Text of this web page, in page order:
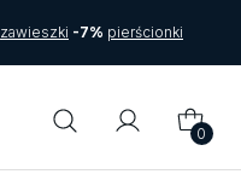
zawieszki -7% pierścionki
0